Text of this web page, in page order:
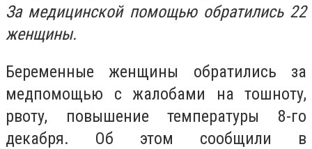
За медицинской помощью обратились 22
женщины.
Беременные женщины обратились за
медпомощью с жалобами на тошноту,
рвоту, повышение температуры 8-го
декабря. Об этом сообщили в